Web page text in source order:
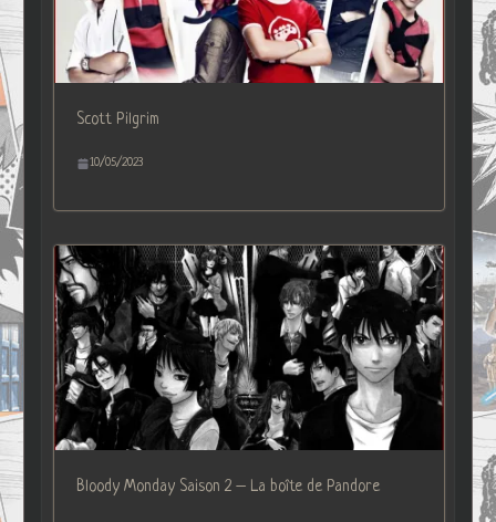
Scott Pilgrim
10/05/2023
Bloody Monday Saison 2 – La boîte de Pandore